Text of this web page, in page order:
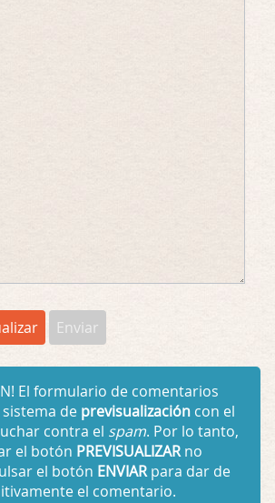
El formulario de comentarios
de previsualizacióncon el
contra el spam. Por lo tanto,
el botón PREVISUALIZARno
el botón ENVIARpara dar de
el comentario.